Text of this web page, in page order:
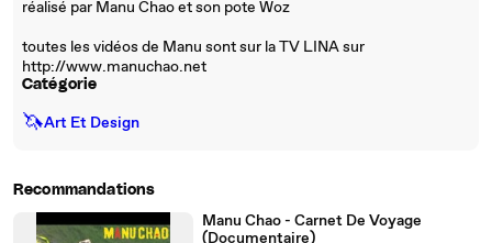
réalisé par Manu Chao et son pote Woz
toutes les vidéos de Manu sont sur la TV LINA sur
http://www.manuchao.net
Catégorie
🦄Art Et Design
Recommandations
Manu Chao - Carnet De Voyage
(Documentaire)